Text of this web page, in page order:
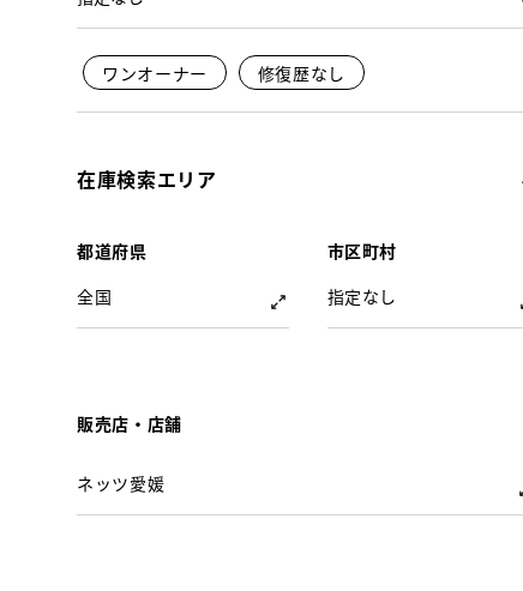
ワンオーナー 修復歴なし
在庫検索エリア
都道府県
全国
市区町村
指定なし
販売店・店舗
ネッツ愛媛